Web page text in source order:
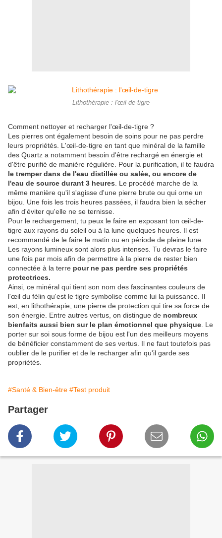
Lithothérapie : l'œil-de-tigre
Comment nettoyer et recharger l'œil-de-tigre ?
Les pierres ont également besoin de soins pour ne pas perdre
leurs propriétés. L'œil-de-tigre en tant que minéral de la famille
des Quartz a notamment besoin d'être rechargé en énergie et
d'être purifié de manière régulière. Pour la purification, il te faudra
le tremper dans de l'eau distillée ou salée, ou encore de
l'eau de source durant 3 heures . Le procédé marche de la
même manière qu'il s'agisse d'une pierre brute ou qui orne un
bijou. Une fois les trois heures passées, il faudra bien la sécher
afin d'éviter qu'elle ne se ternisse.
Pour le rechargement, tu peux le faire en exposant ton œil-de-
tigre aux rayons du soleil ou à la lune quelques heures. Il est
recommandé de le faire le matin ou en période de pleine lune.
Les rayons lumineux sont alors plus intenses. Tu devras le faire
une fois par mois afin de permettre à la pierre de rester bien
connectée à la terre pour ne pas perdre ses propriétés
protectrices.
Ainsi, ce minéral qui tient son nom des fascinantes couleurs de
l'œil du félin qu'est le tigre symbolise comme lui la puissance. Il
est, en lithothérapie, une pierre de protection qui tire sa force de
son énergie. Entre autres vertus, on distingue de nombreux
bienfaits aussi bien sur le plan émotionnel que physique . Le
porter sur soi sous forme de bijou est l'un des meilleurs moyens
de bénéficier constamment de ses vertus. Il ne faut toutefois pas
oublier de le purifier et de le recharger afin qu'il garde ses
propriétés.
#Santé & Bien-être #Test produit
Partager